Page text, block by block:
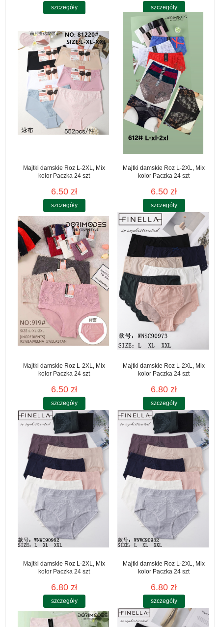
szczegóły szczegóły
Majtki damskie Roz L-2XL, Mix
kolor Paczka 24 szt
6.50 zł
szczegóły
Majtki damskie Roz L-2XL, Mix
kolor Paczka 24 szt
6.50 zł
szczegóły
Majtki damskie Roz L-2XL, Mix
kolor Paczka 24 szt
6.50 zł
szczegóły
Majtki damskie Roz L-2XL, Mix
kolor Paczka 24 szt
6.80 zł
szczegóły
Majtki damskie Roz L-2XL, Mix
kolor Paczka 24 szt
6.80 zł
szczegóły
Majtki damskie Roz L-2XL, Mix
kolor Paczka 24 szt
6.80 zł
szczegóły